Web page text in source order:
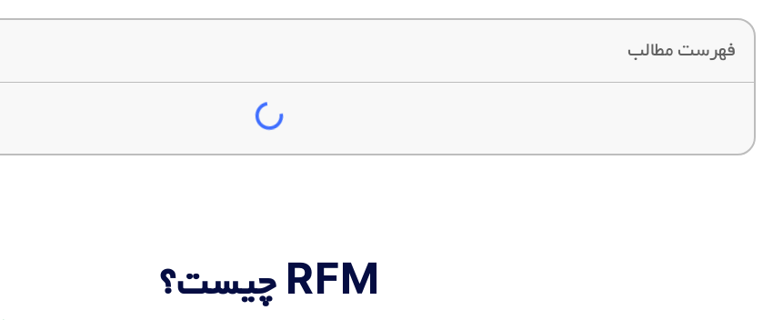
فهرست مطالب
RFM چیست؟